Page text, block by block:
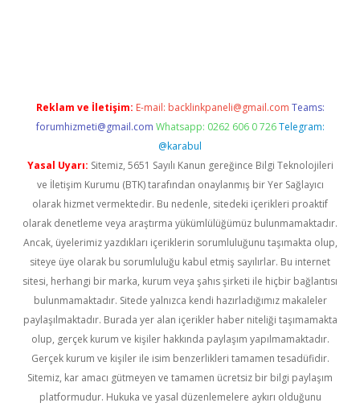
Reklam ve İletişim: E-mail: backlinkpaneli@gmail.com Teams:
forumhizmeti@gmail.com Whatsapp: 0262 606 0 726 Telegram:
@karabul
Yasal Uyarı: Sitemiz, 5651 Sayılı Kanun gereğince Bilgi Teknolojileri
ve İletişim Kurumu (BTK) tarafından onaylanmış bir Yer Sağlayıcı
olarak hizmet vermektedir. Bu nedenle, sitedeki içerikleri proaktif
olarak denetleme veya araştırma yükümlülüğümüz bulunmamaktadır.
Ancak, üyelerimiz yazdıkları içeriklerin sorumluluğunu taşımakta olup,
siteye üye olarak bu sorumluluğu kabul etmiş sayılırlar. Bu internet
sitesi, herhangi bir marka, kurum veya şahıs şirketi ile hiçbir bağlantısı
bulunmamaktadır. Sitede yalnızca kendi hazırladığımız makaleler
paylaşılmaktadır. Burada yer alan içerikler haber niteliği taşımamakta
olup, gerçek kurum ve kişiler hakkında paylaşım yapılmamaktadır.
Gerçek kurum ve kişiler ile isim benzerlikleri tamamen tesadüfidir.
Sitemiz, kar amacı gütmeyen ve tamamen ücretsiz bir bilgi paylaşım
platformudur. Hukuka ve yasal düzenlemelere aykırı olduğunu